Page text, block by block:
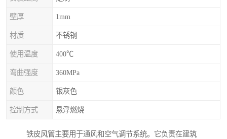
壁厚 1mm
材质 不锈钢
使用温度 400℃
弯曲强度 360MPa
颜色 银灰色
控制方式 悬浮燃烧
铁皮风管主要用于通风和空气调节系统。它负责在建筑